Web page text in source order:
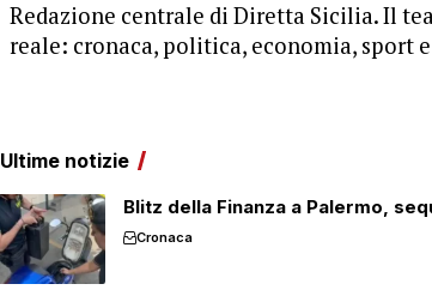
Redazione centrale di Diretta Sicilia. Il
reale: cronaca, politica, economia, sport
Ultime notizie
Blitz della Finanza a Palermo,
Cronaca